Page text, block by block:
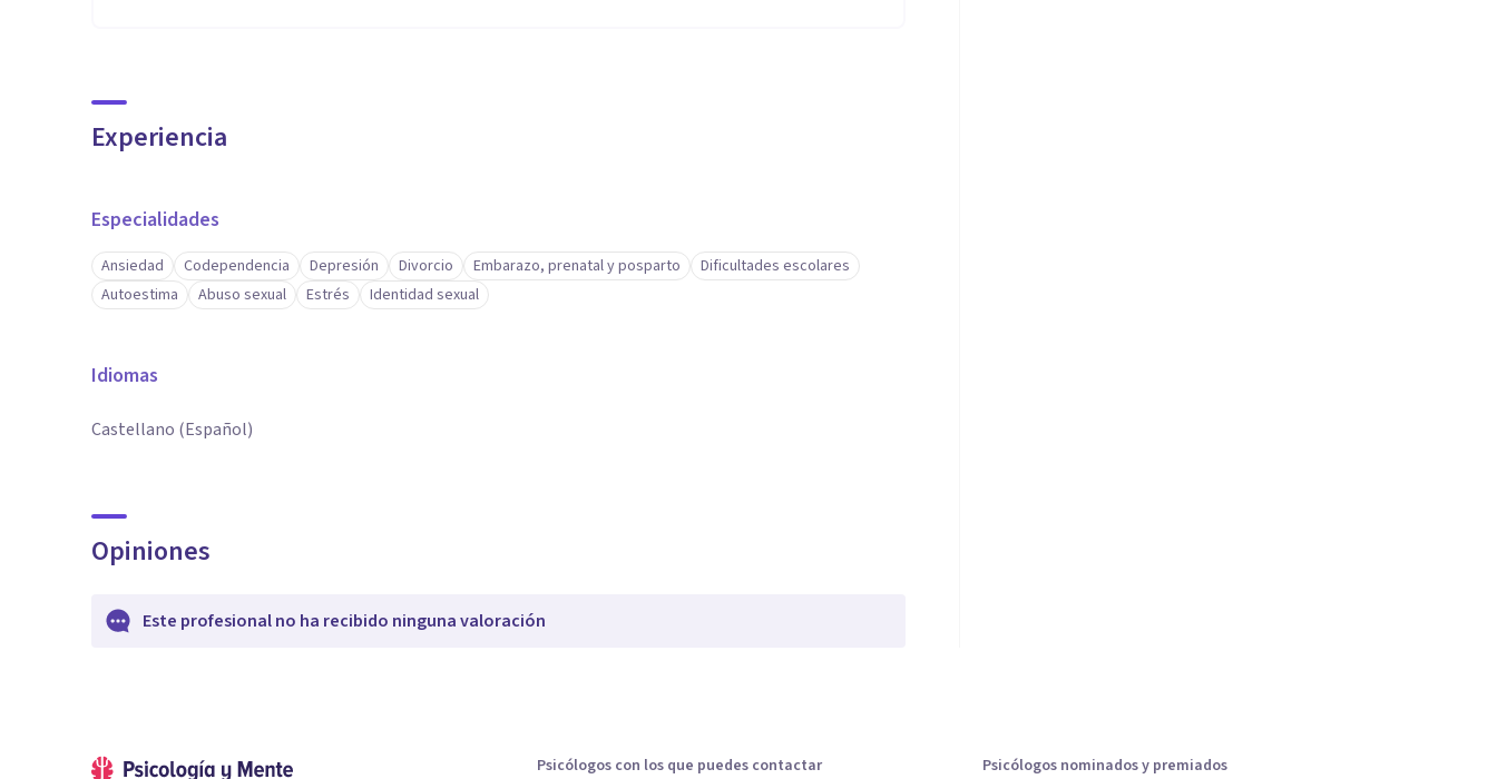
Experiencia
Especialidades
Ansiedad Codependencia Depresión Divorcio Embarazo, prenatal y posparto
Dificultades escolares
Autoestima
Abuso sexual Estrés Identidad sexual
Idiomas
Castellano (Español)
Opiniones
Este profesional no ha recibido ninguna valoración
Psicólogos con los que puedes contactar Psicólogos nominados y premiados